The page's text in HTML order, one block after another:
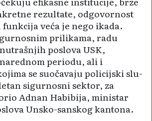
rezultate, odgovornost
veća je nego ikada.
prilika­ma, radu
poslova USK,
periodu, ali i
se suočavaju policijski slu­
sigurnosni sektor, za
Adnan Ha­bibija, ministar
Unsko-sanskog kantona.